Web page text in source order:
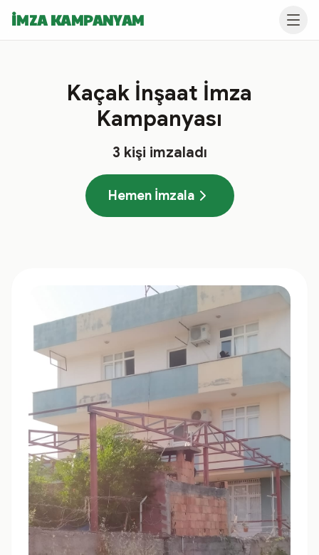
İMZA KAMPANYAM
Kaçak İnşaat İmza
Kampanyası
3 kişi imzaladı
Hemen İmzala